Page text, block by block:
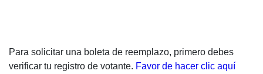
Para solicitar una boleta de reemplazo, primero debes
verificar tu registro de votante. Favor de hacer clic aquí